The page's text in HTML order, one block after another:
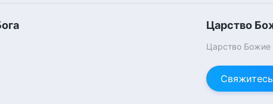
Царство
Царство Божие